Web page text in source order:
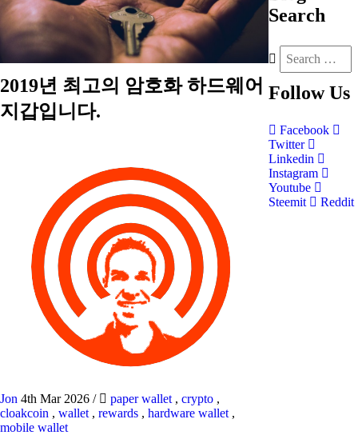
2019년 최고의 암호화 하드웨어
지갑입니다.
Jon 4th Mar 2026 / paper wallet , crypto ,
cloakcoin , wallet , rewards , hardware wallet ,
mobile wallet
Search
Follow Us
Facebook
Twitter
Linkedin
Instagram
Youtube
Steemit
Reddit